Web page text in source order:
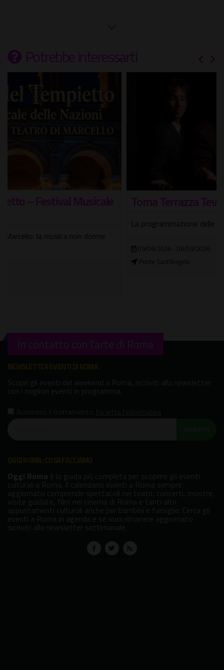
Potrebbe interessarti
Torna Terrazza Tevere
La programmazione delle serate fino al 5 settembre
In contatto con l'arte di Roma